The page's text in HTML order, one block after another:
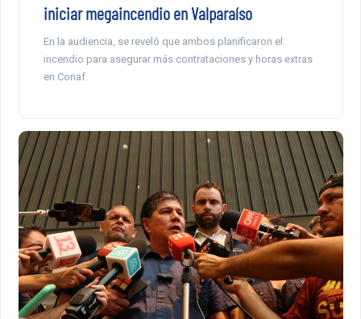
iniciar megaincendio en Valparaíso
En la audiencia, se reveló que ambos planificaron el
incendio para asegurar más contrataciones y horas extras
en Conaf.